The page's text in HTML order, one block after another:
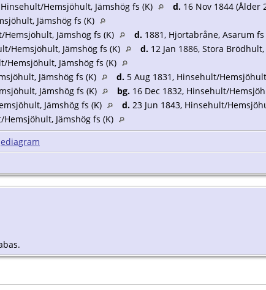
Hemsjöhult, Jämshög fs (K) d. 16 Nov 1844 (Ålder
Jämshög fs (K)
Hemsjöhult, Jämshög fs (K) d. 1881, Hjortabråne, Asarum fs
Hemsjöhult, Jämshög fs (K) d. 12 Jan 1886, Stora
Hemsjöhult, Jämshög fs (K)
Jämshög fs (K) d. 5 Aug 1831, Hinsehult/
Jämshög fs (K) bg. 16 Dec 1832, Hinsehult/
Jämshög fs (K) d. 23 Jun 1843, Hinsehult/
Jämshög fs (K)